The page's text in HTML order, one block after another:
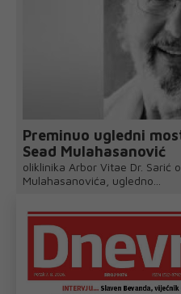
Preminuo ugledni
Sead Mulahasanović
oliklinika Arbor Vitae Dr. Sarić
Mulahasanovića, ugledno...